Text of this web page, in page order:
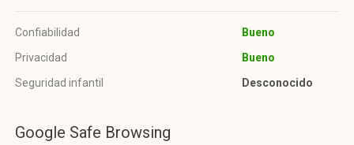
Confiabilidad
Bueno
Privacidad
Bueno
Seguridad infantil
Desconocido
Google Safe Browsing